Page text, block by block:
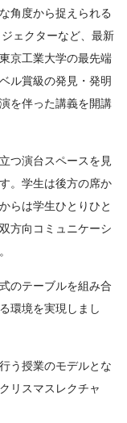
角度から捉えられる
ェクターなど、最新
京工業大学の最先端
ル賞級の発見・発明
を伴った講義を開講
つ演台スペースを見
。学生は後方の席か
らは学生ひとりひと
方向コミュニケーシ
のテーブルを組み合
環境を実現しまし
う授業のモデルとな
リスマスレクチャ